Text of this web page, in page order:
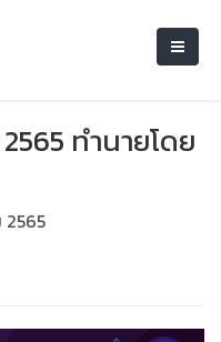
ทำนายโดย